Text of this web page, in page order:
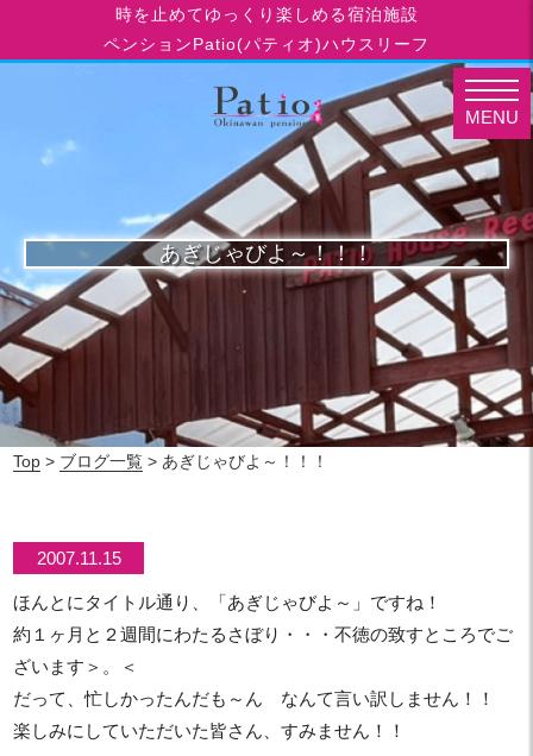
時を止めてゆっくり楽しめる宿泊施設
ペンションPatio(パティオ)ハウスリーフ
あぎじゃびよ～！！！
Top > ブログ一覧 > あぎじゃびよ～！！！
2007.11.15
ほんとにタイトル通り、「あぎじゃびよ～」ですね！
約１ヶ月と２週間にわたるさぼり・・・不徳の致すところでご
ざいます＞。＜
だって、忙しかったんだも～ん なんて言い訳しません！！
楽しみにしていただいた皆さん、すみません！！
MENU